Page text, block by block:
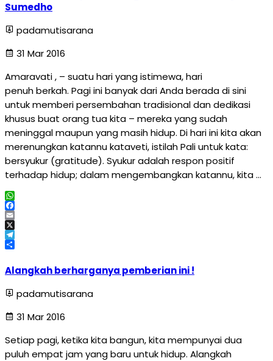
Sumedho
padamutisarana
31 Mar 2016
Amaravati , – suatu hari yang istimewa, hari
penuh berkah. Pagi ini banyak dari Anda berada di sini
untuk memberi persembahan tradisional dan dedikasi
khusus buat orang tua kita – mereka yang sudah
meninggal maupun yang masih hidup. Di hari ini kita akan
merenungkan katannu kataveti, istilah Pali untuk kata:
bersyukur (gratitude). Syukur adalah respon positif
terhadap hidup; dalam mengembangkan katannu, kita …
WhatsApp
Facebook
Email
X
Telegram
Alangkah berharganya pemberian ini !
padamutisarana
31 Mar 2016
Setiap pagi, ketika kita bangun, kita mempunyai dua
puluh empat jam yang baru untuk hidup. Alangkah